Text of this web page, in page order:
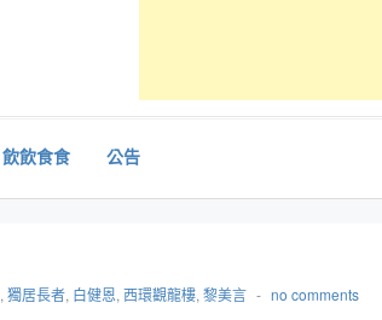
飲飲食食 公告
, 獨居長者, 白健恩, 西環觀龍樓, 黎美言 - no comments